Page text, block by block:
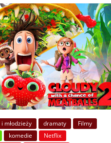
młodzieży dramaty
Filmy
komedie
Netflix